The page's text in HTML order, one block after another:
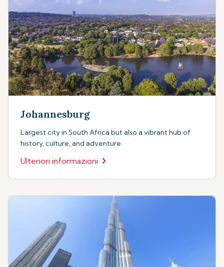
Johannesburg
Largest city in South Africa but also a vibrant hub of
history, culture, and adventure.
Ulteriori informazioni